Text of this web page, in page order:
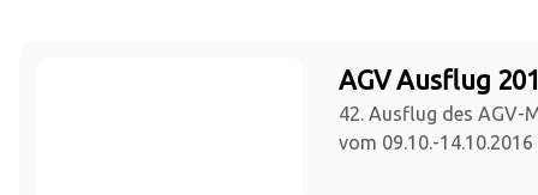
AGV Ausflug
42. Ausflug des AGV-
vom 09.10.-